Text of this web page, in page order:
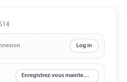
Log in
Enregistrez-vous maintenant